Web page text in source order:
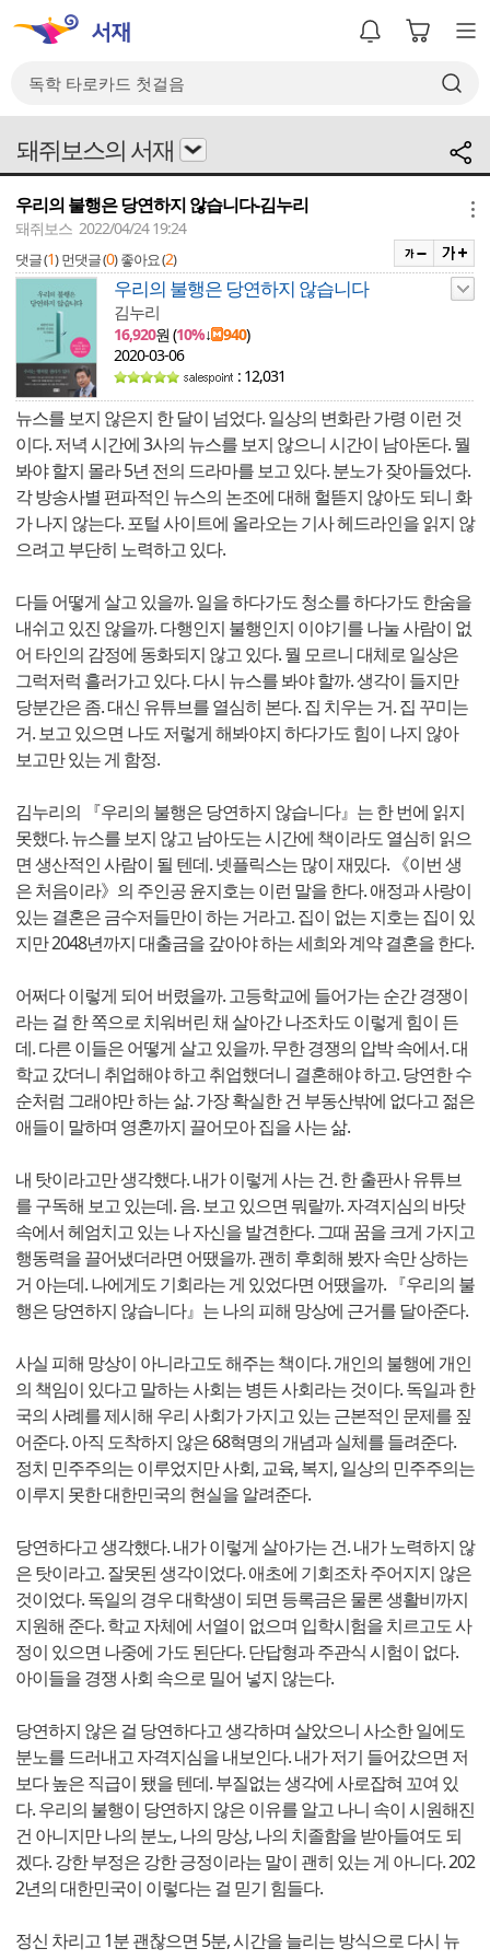
돼쥐보스의 서재
우리의 불행은 당연하지 않습니다-김누리
돼쥐보스 2022/04/24 19:24
댓글 (1) 먼댓글 (0) 좋아요 (2)
우리의 불행은 당연하지 않습니다
김누리
16,920원 (10%↓ 940)
2020-03-06
: 12,031
뉴스를 보지 않은지 한 달이 넘었다. 일상의 변화란 가령 이런 것
이다. 저녁 시간에 3사의 뉴스를 보지 않으니 시간이 남아돈다. 뭘
봐야 할지 몰라 5년 전의 드라마를 보고 있다. 분노가 잦아들었다.
각 방송사별 편파적인 뉴스의 논조에 대해 헐뜯지 않아도 되니 화
가 나지 않는다. 포털 사이트에 올라오는 기사 헤드라인을 읽지 않
으려고 부단히 노력하고 있다.
다들 어떻게 살고 있을까. 일을 하다가도 청소를 하다가도 한숨을
내쉬고 있진 않을까. 다행인지 불행인지 이야기를 나눌 사람이 없
어 타인의 감정에 동화되지 않고 있다. 뭘 모르니 대체로 일상은
그럭저럭 흘러가고 있다. 다시 뉴스를 봐야 할까. 생각이 들지만
당분간은 좀. 대신 유튜브를 열심히 본다. 집 치우는 거. 집 꾸미는
거. 보고 있으면 나도 저렇게 해봐야지 하다가도 힘이 나지 않아
보고만 있는 게 함정.
김누리의 『우리의 불행은 당연하지 않습니다』는 한 번에 읽지
못했다. 뉴스를 보지 않고 남아도는 시간에 책이라도 열심히 읽으
면 생산적인 사람이 될 텐데. 넷플릭스는 많이 재밌다. 《이번 생
은 처음이라》의 주인공 윤지호는 이런 말을 한다. 애정과 사랑이
있는 결혼은 금수저들만이 하는 거라고. 집이 없는 지호는 집이 있
지만 2048년까지 대출금을 갚아야 하는 세희와 계약 결혼을 한다.
어쩌다 이렇게 되어 버렸을까. 고등학교에 들어가는 순간 경쟁이
라는 걸 한 쪽으로 치워버린 채 살아간 나조차도 이렇게 힘이 든
데. 다른 이들은 어떻게 살고 있을까. 무한 경쟁의 압박 속에서. 대
학교 갔더니 취업해야 하고 취업했더니 결혼해야 하고. 당연한 수
순처럼 그래야만 하는 삶. 가장 확실한 건 부동산밖에 없다고 젊은
애들이 말하며 영혼까지 끌어모아 집을 사는 삶.
내 탓이라고만 생각했다. 내가 이렇게 사는 건. 한 출판사 유튜브
를 구독해 보고 있는데. 음. 보고 있으면 뭐랄까. 자격지심의 바닷
속에서 헤엄치고 있는 나 자신을 발견한다. 그때 꿈을 크게 가지고
행동력을 끌어냈더라면 어땠을까. 괜히 후회해 봤자 속만 상하는
거 아는데. 나에게도 기회라는 게 있었다면 어땠을까. 『우리의 불
행은 당연하지 않습니다』는 나의 피해 망상에 근거를 달아준다.
사실 피해 망상이 아니라고도 해주는 책이다. 개인의 불행에 개인
의 책임이 있다고 말하는 사회는 병든 사회라는 것이다. 독일과 한
국의 사례를 제시해 우리 사회가 가지고 있는 근본적인 문제를 짚
어준다. 아직 도착하지 않은 68혁명의 개념과 실체를 들려준다.
정치 민주주의는 이루었지만 사회, 교육, 복지, 일상의 민주주의는
이루지 못한 대한민국의 현실을 알려준다.
당연하다고 생각했다. 내가 이렇게 살아가는 건. 내가 노력하지 않
은 탓이라고. 잘못된 생각이었다. 애초에 기회조차 주어지지 않은
것이었다. 독일의 경우 대학생이 되면 등록금은 물론 생활비까지
지원해 준다. 학교 자체에 서열이 없으며 입학시험을 치르고도 사
정이 있으면 나중에 가도 된단다. 단답형과 주관식 시험이 없다.
아이들을 경쟁 사회 속으로 밀어 넣지 않는다.
당연하지 않은 걸 당연하다고 생각하며 살았으니 사소한 일에도
분노를 드러내고 자격지심을 내보인다. 내가 저기 들어갔으면 저
보다 높은 직급이 됐을 텐데. 부질없는 생각에 사로잡혀 꼬여 있
다. 우리의 불행이 당연하지 않은 이유를 알고 나니 속이 시원해진
건 아니지만 나의 분노, 나의 망상, 나의 치졸함을 받아들여도 되
겠다. 강한 부정은 강한 긍정이라는 말이 괜히 있는 게 아니다. 202
2년의 대한민국이 이렇다는 걸 믿기 힘들다.
정신 차리고 1분 괜찮으면 5분, 시간을 늘리는 방식으로 다시 뉴